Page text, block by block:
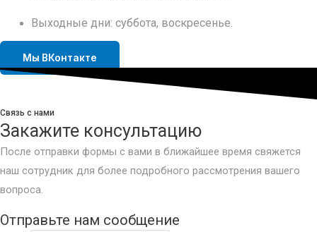
Выходные дни: суббота, воскресенье.
Мы ВКонтакте
Связь с нами
Закажите консультацию
После отправки формы с вами в ближайшее время свяжется
наш сотрудник для более подробного рассмотрения вашего
вопроса.
Отправьте нам сообщение